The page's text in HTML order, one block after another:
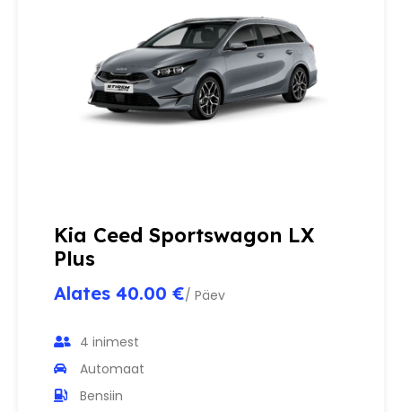
Kia Ceed Sportswagon LX
Plus
Alates 40.00 €/ Päev
4 inimest
Automaat
Bensiin